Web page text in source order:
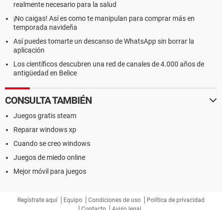
realmente necesario para la salud
¡No caigas! Así es como te manipulan para comprar más en
temporada navideña
Así puedes tomarte un descanso de WhatsApp sin borrar la
aplicación
Los científicos descubren una red de canales de 4.000 años de
antigüedad en Belice
CONSULTA TAMBIÉN
Juegos gratis steam
Reparar windows xp
Cuando se creo windows
Juegos de miedo online
Mejor móvil para juegos
Regístrate aquí Equipo Condiciones de uso
Política de privacidad